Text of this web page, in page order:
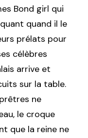
Bond girl qui
quand il le
prélats pour
célèbres
arrive et
sur la table.
ne
le croque
que la reine ne